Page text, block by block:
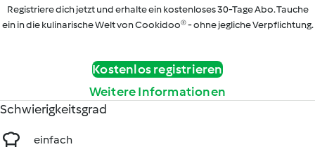
Registriere dich jetzt und erhalte ein kostenloses 30-Tage Abo. Tauche
ein in die kulinarische Welt von Cookidoo® - ohne jegliche Verpflichtung.
Kostenlos registrieren
Weitere Informationen
Schwierigkeitsgrad
einfach